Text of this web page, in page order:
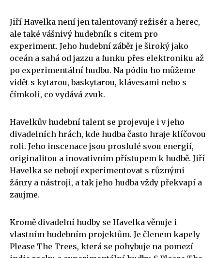
Jiří Havelka není jen talentovaný režisér a herec,
ale také vášnivý hudebník s citem pro
experiment. Jeho hudební záběr je široký jako
oceán a sahá od jazzu a funku přes elektroniku až
po experimentální hudbu. Na pódiu ho můžeme
vidět s kytarou, baskytarou, klávesami nebo s
čímkoli, co vydává zvuk.
Havelkův hudební talent se projevuje i v jeho
divadelních hrách, kde hudba často hraje klíčovou
roli. Jeho inscenace jsou proslulé svou energií,
originalitou a inovativním přístupem k hudbě. Jiří
Havelka se nebojí experimentovat s různými
žánry a nástroji, a tak jeho hudba vždy překvapí a
zaujme.
Kromě divadelní hudby se Havelka věnuje i
vlastním hudebním projektům. Je členem kapely
Please The Trees, která se pohybuje na pomezí